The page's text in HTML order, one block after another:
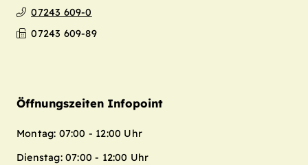
07243 609-0
07243 609-89
Öffnungszeiten Infopoint
Montag: 07:00 - 12:00 Uhr
Dienstag: 07:00 - 12:00 Uhr